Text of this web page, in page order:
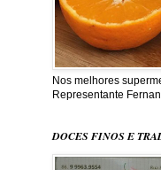
Nos melhores
Representante
DOCES FINOS E